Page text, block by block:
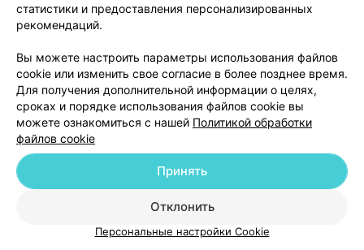
Написать руководителю 103.by
Персональные настройки cookie
Обработка персональных данных
© 2026 ООО «Артокс Лаб», УНП 191700409| 220012, Республика Беларусь,
г. Минск, улица Толбухина, 2, пом. 16 | help@103.by
Служба поддержки +375 291212755
статистики и предоставления персонализированных
рекомендаций.
Вы можете настроить параметры использования файлов
cookie или изменить свое согласие в более позднее время.
Для получения дополнительной информации о целях,
сроках и порядке использования файлов cookie вы
можете ознакомиться с нашей Политикой обработки
файлов cookie
Отклонить
Принять
Персональные настройки Cookie